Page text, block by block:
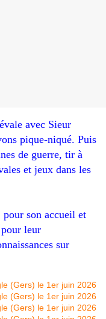
avec Sieur
pique-niqué. Puis
de guerre, tir à
et jeux dans les
son accueil et
leur
sur